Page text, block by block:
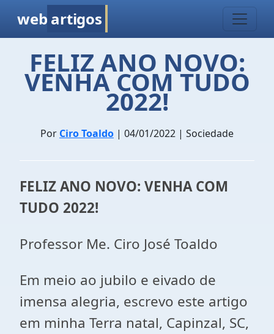
web artigos
FELIZ ANO NOVO:
VENHA COM TUDO
2022!
Por Ciro Toaldo | 04/01/2022 | Sociedade
FELIZ ANO NOVO: VENHA COM
TUDO 2022!
Professor Me. Ciro José Toaldo
Em meio ao jubilo e eivado de
imensa alegria, escrevo este artigo
em minha Terra natal, Capinzal, SC,